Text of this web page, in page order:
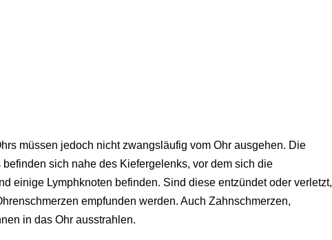
müssen jedoch nicht zwangsläufig vom Ohr ausgehen. Die
sich nahe des Kiefergelenks, vor dem sich die
einige Lymphknoten befinden. Sind diese entzündet oder verletzt,
empfunden werden. Auch Zahnschmerzen,
in das Ohr ausstrahlen.